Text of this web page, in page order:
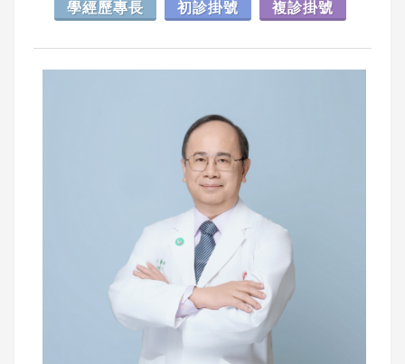
學經歷專長 初診掛號 複診掛號